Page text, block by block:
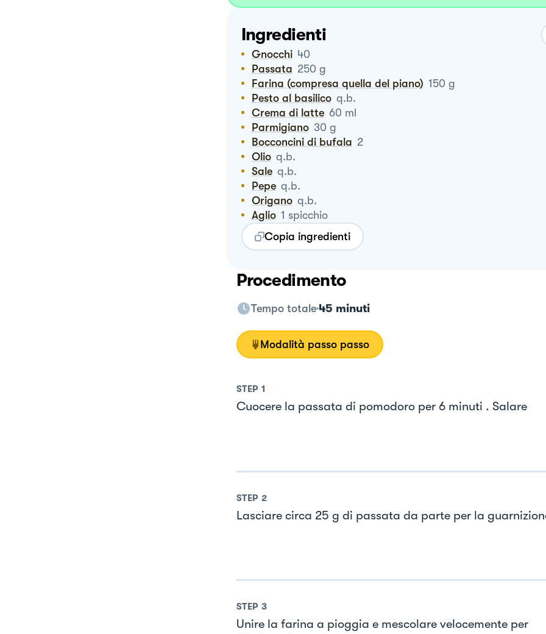
Ingredienti
Gnocchi 40
Passata 250 g
Farina (compresa quella del piano) 150 g
Pesto al basilico q.b.
Crema di latte 60 ml
Parmigiano 30 g
Bocconcini di bufala 2
Olio q.b.
Sale q.b.
Pepe q.b.
Origano q.b.
Aglio 1 spicchio
Copia ingredienti
Procedimento
Tempo totale 45 minuti
Modalità passo passo
STEP 1
Cuocere la passata di pomodoro per 6 minuti . Salare
STEP 2
Lasciare circa 25 g di passata da parte per la
STEP 3
Unire la farina a pioggia e mescolare velocemente per